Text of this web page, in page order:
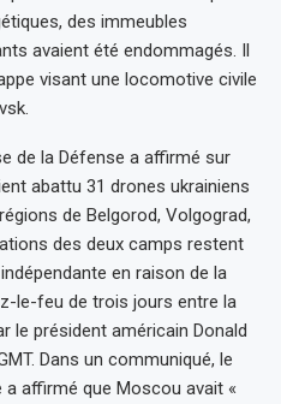
des immeubles
avaient été endommagés. Il
visant une locomotive civile
de la Défense a affirmé sur
abattu 31 drones ukrainiens
de Belgorod, Volgograd,
des deux camps restent
en raison de la
le-feu de trois jours entre la
le président américain Donald
Dans un communiqué, le
affirmé que Moscou avait «